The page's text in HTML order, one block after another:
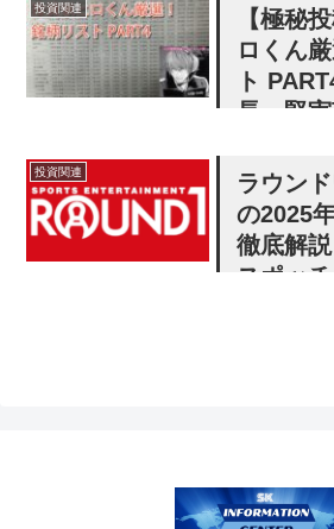
投資関連
【極秘
ロくん
ト
長・堅
ネット
ぶ注目2
版）
投資関連
ラウン
の2025
徹底解
スポッ